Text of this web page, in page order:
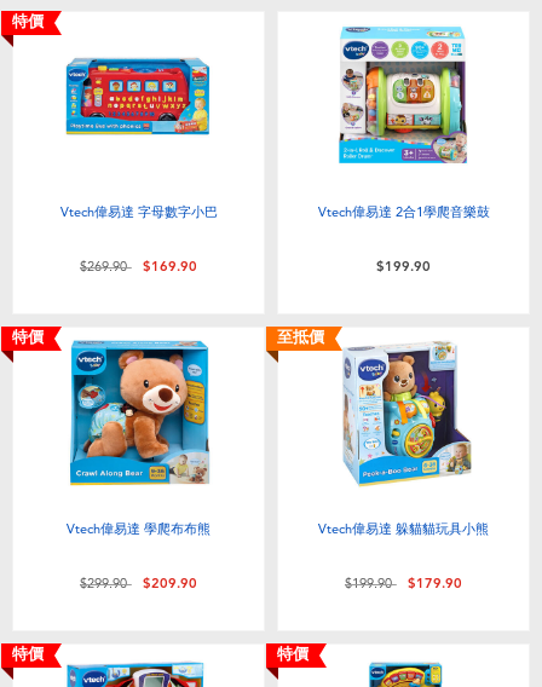
特價
Vtech偉易達 字母數字小巴
價格從
$269.90至$169.90
Vtech偉易達 2合1學爬音樂鼓
$199.90
特價
Vtech偉易達 學爬布布熊
價格從
$299.90至$209.90
至抵價
Vtech偉易達 躲貓貓玩具小熊
價格從
$199.90至$179.90
特價 特價